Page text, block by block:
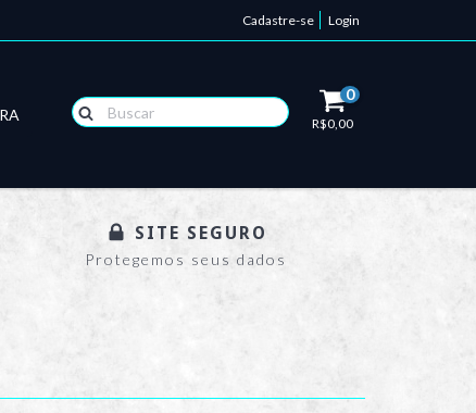
Cadastre-se Login
0
R$0,00
SITE SEGURO
Protegemos seus dados